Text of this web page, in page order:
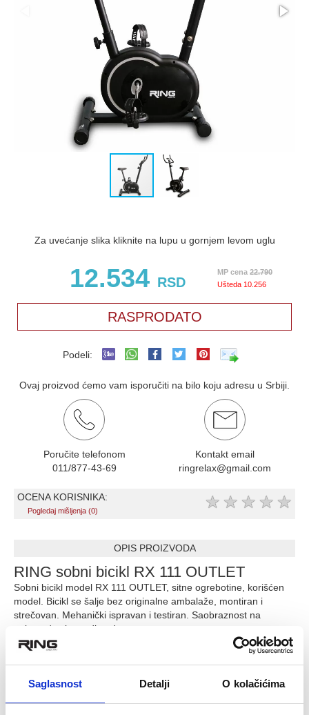
Saglasnost Detalji O kolačićima
Za uvećanje slika kliknite na lupu u gornjem levom uglu
12.534 RSD
MP cena 22.790
Ušteda 10.256
RASPRODATO
Podeli:
Ovaj proizvod ćemo vam isporučiti na bilo koju adresu u Srbiji.
Poručite telefonom
011/877-43-69
Kontakt email
ringrelax@gmail.com
OCENA KORISNIKA:
Pogledaj mišljenja (0) ★ ★ ★ ★ ★
OPIS PROIZVODA
RING sobni bicikl RX 111 OUTLET
Sobni bicikl model RX 111 OUTLET, sitne ogrebotine, korišćen
model. Bicikl se šalje bez originalne ambalaže, montiran i
strečovan. Mehanički ispravan i testiran. Saobraznost na
polovno/outlet godinu dana
digitalni displej (potrošnja kalorija,vreme vožnje, brzina,
predjeni put, scaning, odometer- ukupna km koja se ne
može brisati, merenje pulsa –meri se na rukohvatima-
dlanovi)
8 stepena opterećenja-magnetni prenos-masivan menjač